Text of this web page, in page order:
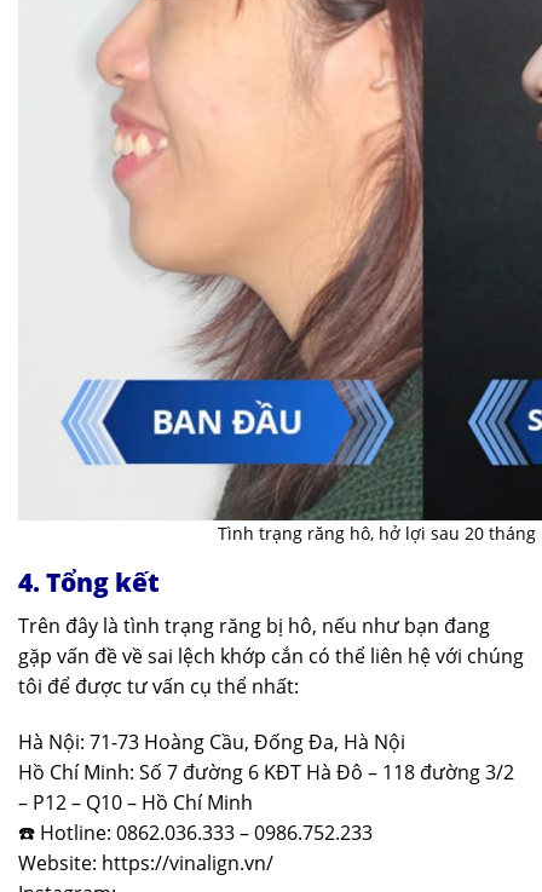
Tình trạng răng hô, hở lợi sau 20 tháng
4. Tổng kết
Trên đây là tình trạng răng bị hô, nếu như bạn đang
gặp vấn đề về sai lệch khớp cắn có thể liên hệ với chúng
tôi để được tư vấn cụ thể nhất:
Hà Nội: 71-73 Hoàng Cầu, Đống Đa, Hà Nội
Hồ Chí Minh: Số 7 đường 6 KĐT Hà Đô – 118 đường 3/2
– P12 – Q10 – Hồ Chí Minh
☎️ Hotline: 0862.036.333 – 0986.752.233
Website: https://vinalign.vn/